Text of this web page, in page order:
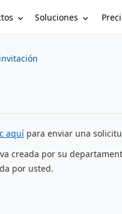
Soluciones
aquí para enviar una
creada por su
por usted.